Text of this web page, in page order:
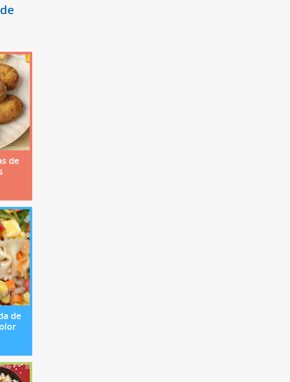
de
de